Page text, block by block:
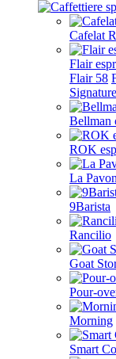
Cafelat
Flair
Flair 58
Signature
Bellman
ROK
La
9Barista
Rancilio
Goat
Pour-
Morning
Smart